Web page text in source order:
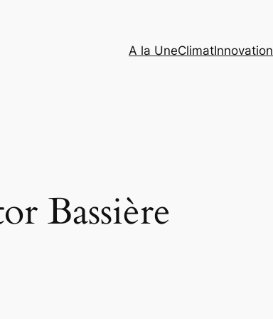
A la UneClimatInnovation
Bassière